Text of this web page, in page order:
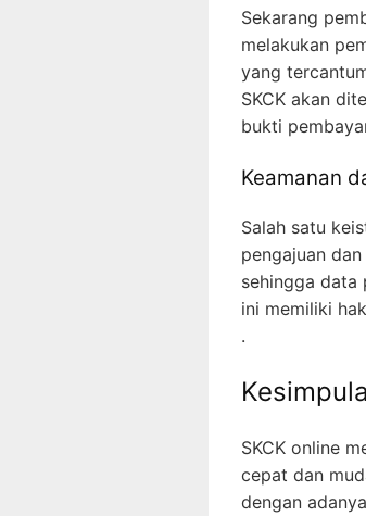
Sekarang
melakukan
yang
SKCK akan
bukti
Keamanan
Salah satu
pengajuan
sehingga data
ini memiliki
.
SKCK online
cepat dan
dengan